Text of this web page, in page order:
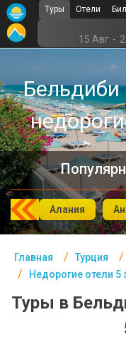
Туры Отели
15 Авг -
Бельдиби
Алания
Главная Турция
Недорогие отели 5
Туры в
Главная
Офис г. Москва
Помощь
Подборки отелей
Турция
Таиланд
ОАЭ
Египет